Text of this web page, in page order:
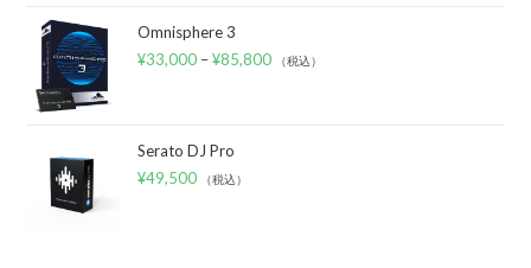
Omnisphere 3
¥33,000 –¥85,800 （税込）
Serato DJ Pro
¥49,500 （税込）